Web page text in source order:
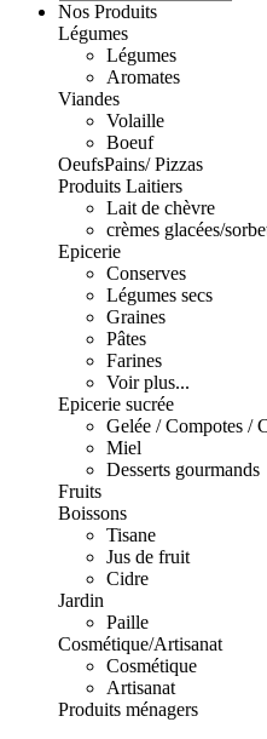
Nos Produits
Légumes
Légumes
Aromates
Viandes
Volaille
Boeuf
OeufsPains/ Pizzas
Produits Laitiers
Lait de chèvre
crèmes glacées/
Epicerie
Conserves
Légumes secs
Graines
Pâtes
Farines
Voir plus...
Epicerie sucrée
Gelée / Compotes /
Miel
Desserts gourmands
Fruits
Boissons
Tisane
Jus de fruit
Cidre
Jardin
Paille
Cosmétique/Artisanat
Cosmétique
Artisanat
Produits ménagers